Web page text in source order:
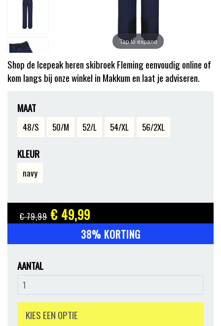
Tap to expand
Shop de Icepeak heren skibroek Fleming eenvoudig online of
kom langs bij onze winkel in Makkum en laat je adviseren.
MAAT
48/S 50/M 52/L 54/XL 56/2XL
KLEUR
navy
€ 79,99 € 49,99
38% KORTING
AANTAL
KIES EEN OPTIE